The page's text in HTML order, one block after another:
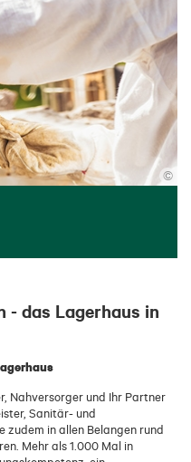
©
- das Lagerhaus in
Nahversorger und Ihr Partner
Sanitär- und
in allen Belangen rund
Mehr als 1.000 Mal in